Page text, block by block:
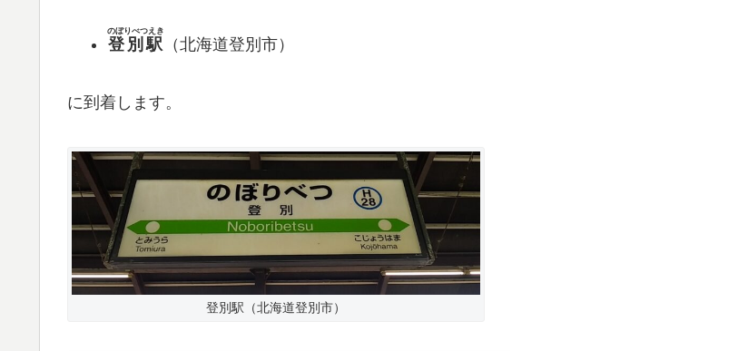
登別駅
のぼりべつえき
（北海道登別市）
に到着します。
登別駅（北海道登別市）